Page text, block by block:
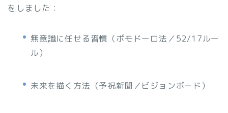
をしました：
無意識に任せる習慣（ポモドーロ法／52/17ルー
ル）
未来を描く方法（予祝新聞／ビジョンボード）